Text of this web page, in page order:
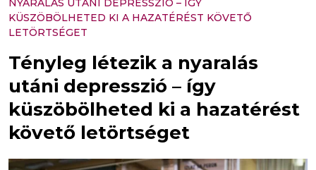
NYARALÁS UTÁNI DEPRESSZIÓ – ÍGY
KÜSZÖBÖLHETED KI A HAZATÉRÉST KÖVETŐ
LETÖRTSÉGET
Tényleg létezik a nyaralás
utáni depresszió – így
küszöbölheted ki a hazatérést
követő letörtséget